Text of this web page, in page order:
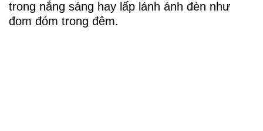
trong nắng sáng hay lấp lánh ánh đèn như
đom đóm trong đêm.